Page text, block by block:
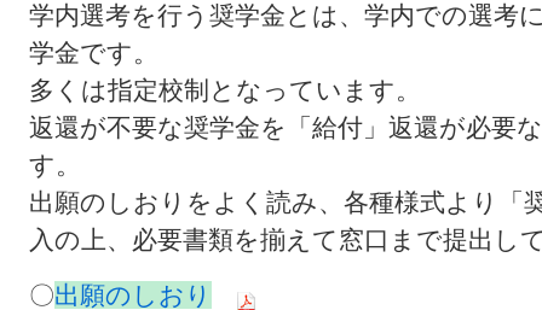
学内選考を行う奨学金とは、学内での選考
学金です。
多くは指定校制となっています。
返還が不要な奨学金を「給付」返還が必要
す。
出願のしおりをよく読み、各種様式より「
入の上、必要書類を揃えて窓口まで提出し
〇出願のしおり